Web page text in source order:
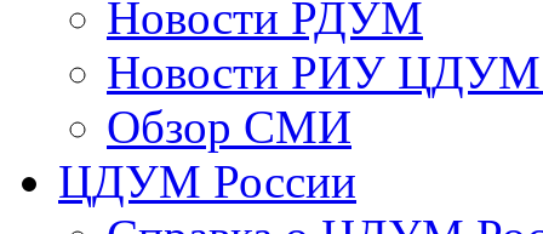
Новости РДУМ
Новости РИУ ЦДУМ
Обзор СМИ
ЦДУМ России